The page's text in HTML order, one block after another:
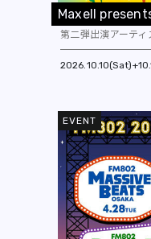
2026
Maxel present
第二弾出演アーティ
EVENT